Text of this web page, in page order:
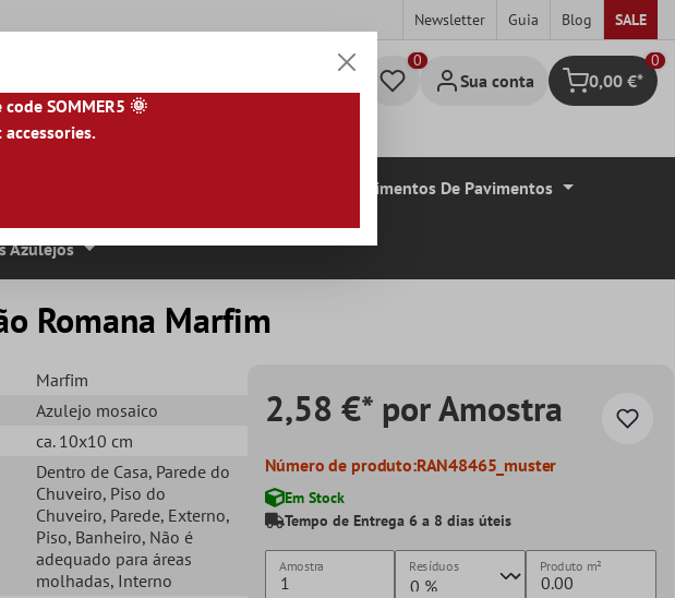
Newsletter Guia Blog SALE
Sua conta Carrinho de
0
0,00 €*
|BG|HR|LU
Terraço Revestimentos De Pavimentos
Azulejos
Romana Marfim
Marfim
Azulejo mosaico
ca. 10x10 cm
Dentro de Casa, Parede do
Chuveiro, Piso do
Chuveiro, Parede, Externo,
Piso, Banheiro, Não é
adequado para áreas
molhadas, Interno
2,58 €* por Amostra
Número de produto:RAN48465_muster
Em Stock
Tempo de Entrega 6 a 8 dias úteis
Amostra Resíduos Produto m²
SOMMER5 🌞